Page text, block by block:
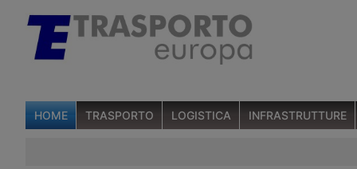
HOME TRASPORTO LOGISTICA INFRASTRUTTURE